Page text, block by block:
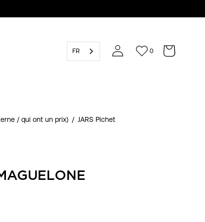
FR 0
/ qui ont un prix) / JARS Pichet